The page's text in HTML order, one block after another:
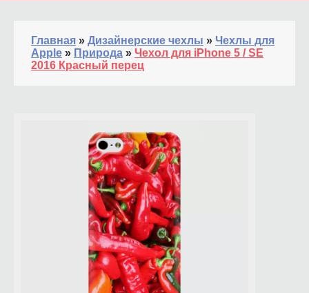
Главная » Дизайнерские чехлы » Чехлы для
Apple » Природа » Чехол для iPhone 5 / SE
2016 Красный перец